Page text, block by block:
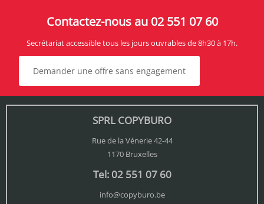
Contactez-nous au 02 551 07 60
Secrétariat accessible tous les jours ouvrables de 8h30 à 17h.
Demander une offre sans engagement
SPRL COPYBURO
Rue de la Vénerie 42-44
1170 Bruxelles
Tel: 02 551 07 60
info@copyburo.be